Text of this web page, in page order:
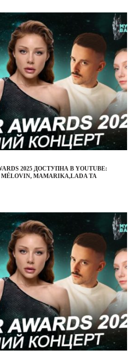
2025 ДОСТУПНА В YOUTUBE:
MAMARIKA,LADA ТА